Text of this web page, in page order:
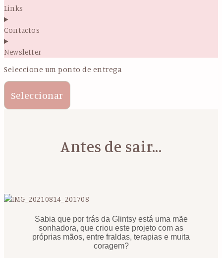
Links
Contactos
Newsletter
Seleccione um ponto de entrega
Seleccionar
Antes de sair...
Sabia que por trás da Glintsy está uma mãe
sonhadora, que criou este projeto com as
próprias mãos, entre fraldas, terapias e muita
coragem?